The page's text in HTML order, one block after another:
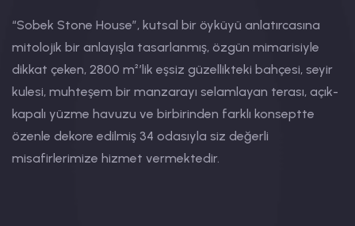
“Sobek Stone House”, kutsal bir öyküyü anlatırcasına
mitolojik bir anlayışla tasarlanmış, özgün mimarisiyle
dikkat çeken, 2800 m²’lik eşsiz güzellikteki bahçesi, seyir
kulesi, muhteşem bir manzarayı selamlayan terası, açık-
kapalı yüzme havuzu ve birbirinden farklı konseptte
özenle dekore edilmiş 34 odasıyla siz değerli
misafirlerimize hizmet vermektedir.